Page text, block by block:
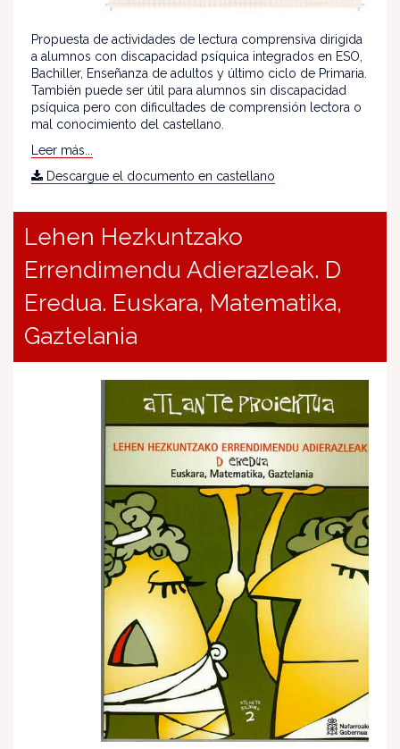
Propuesta de actividades de lectura comprensiva dirigida
a alumnos con discapacidad psíquica integrados en ESO,
Bachiller, Enseñanza de adultos y último ciclo de Primaria.
También puede ser útil para alumnos sin discapacidad
psíquica pero con dificultades de comprensión lectora o
mal conocimiento del castellano.
Leer más...
Descargue el documento en castellano
Lehen Hezkuntzako
Errendimendu Adierazleak. D
Eredua. Euskara, Matematika,
Gaztelania